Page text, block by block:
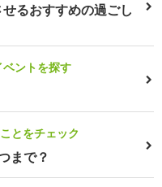
るおすすめの過ごし
ベントを探す
とをチェック
まで？